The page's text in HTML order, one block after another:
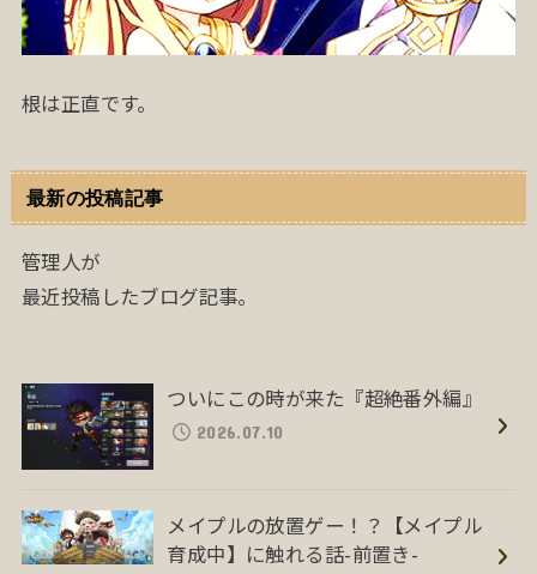
根は正直です。
最新の投稿記事
管理人が
最近投稿したブログ記事。
ついにこの時が来た『超絶番外編』
2026.07.10
メイプルの放置ゲー！？【メイプル
育成中】に触れる話-前置き-